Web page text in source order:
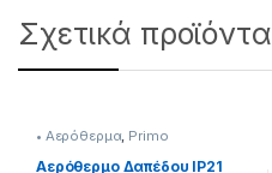
Σχετικά προϊόντα
• Αερόθερμα, Primo
Αερόθερμο Δαπέδου IP21